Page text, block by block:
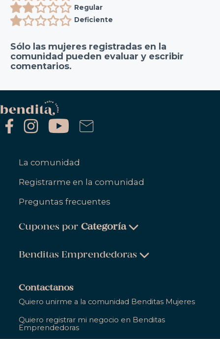
Regular
Deficiente
Sólo las mujeres registradas en la
comunidad pueden evaluar y escribir
comentarios.
La comunidad
Registrarme en la comunidad
Preguntas frecuentes
Cupones porCategoría
Salud & Bienestar
Hogar
Gastronomía
Benditas Emprendedoras
Salud & Bienestar
Hogar
Contactanos
Quiero unirme a la comunidad Benditas Mujeres
Quiero registrar mi negocio en Benditas
Emprendedoras